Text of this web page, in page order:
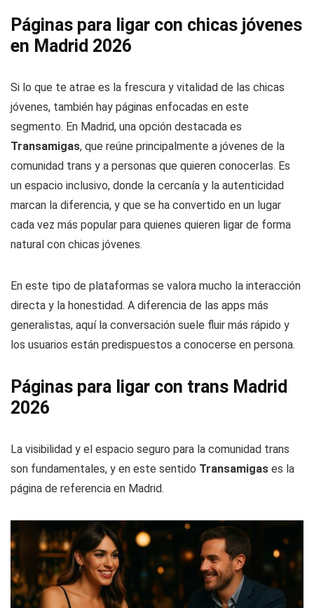
Páginas para ligar con chicas jóvenes
en Madrid 2026
Si lo que te atrae es la frescura y vitalidad de las chicas
jóvenes, también hay páginas enfocadas en este
segmento. En Madrid, una opción destacada es
Transamigas, que reúne principalmente a jóvenes de la
comunidad trans y a personas que quieren conocerlas. Es
un espacio inclusivo, donde la cercanía y la autenticidad
marcan la diferencia, y que se ha convertido en un lugar
cada vez más popular para quienes quieren ligar de forma
natural con chicas jóvenes.
En este tipo de plataformas se valora mucho la interacción
directa y la honestidad. A diferencia de las apps más
generalistas, aquí la conversación suele fluir más rápido y
los usuarios están predispuestos a conocerse en persona.
Páginas para ligar con trans Madrid
2026
La visibilidad y el espacio seguro para la comunidad trans
son fundamentales, y en este sentido Transamigas es la
página de referencia en Madrid.